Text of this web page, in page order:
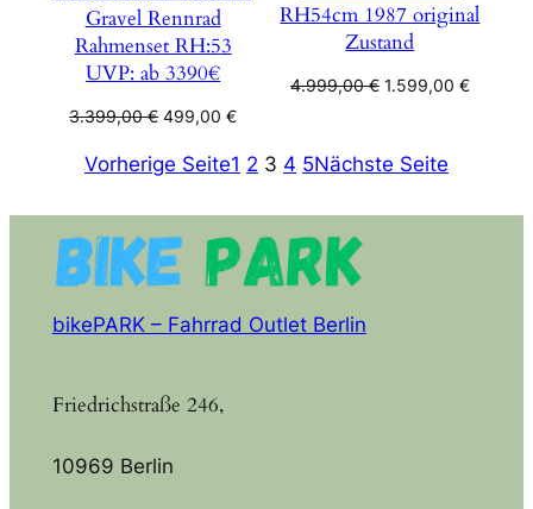
Gravel Rennrad
Rahmenset RH:53
UVP: ab 3390€
3.399,00€ Ursprünglicher
war:
499,00€Aktueller
ist:
RH54cm 1987 original
Zustand
4.999,00€ Ursprünglicher
4.999,00 €
1.599,00 €
Vorherige Seite1 2 3 4 5Nächste Seite
bikePARK – Fahrrad Outlet Berlin
Friedrichstraße 246,
10969 Berlin